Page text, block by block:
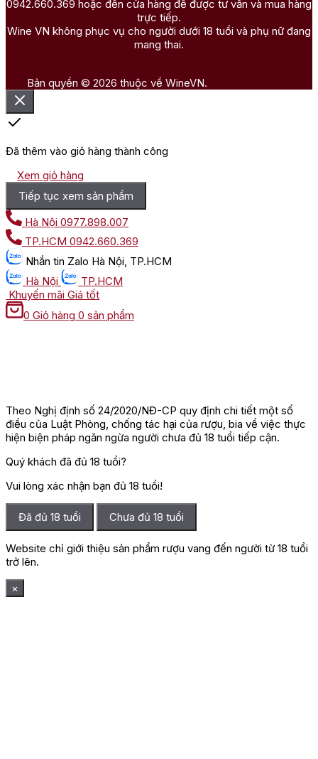
0942.660.369 hoặc đến cửa hàng để được tư vấn và mua hàng
trực tiếp.
Wine VN không phục vụ cho người dưới 18 tuổi và phụ nữ đang
mang thai.
Bản quyền © 2026 thuộc về WineVN.
Đã thêm vào giỏ hàng thành công
Xem giỏ hàng
Tiếp tục xem sản phẩm
Hà Nội 0977.898.007
TP.HCM 0942.660.369
Nhắn tin Zalo Hà Nội, TP.HCM
Hà Nội
TP.HCM
Khuyến mãi Giá tốt
0 Giỏ hàng 0 sản phẩm
Theo Nghị định số 24/2020/NĐ-CP quy định chi tiết một số
điều của Luật Phòng, chống tác hại của rượu, bia về việc thực
hiện biện pháp ngăn ngừa người chưa đủ 18 tuổi tiếp cận.
Quý khách đã đủ 18 tuổi?
Vui lòng xác nhận bạn đủ 18 tuổi!
Đã đủ 18 tuổi Chưa đủ 18 tuổi
Website chỉ giới thiệu sản phẩm rượu vang đến người từ 18 tuổi
trở lên.
×